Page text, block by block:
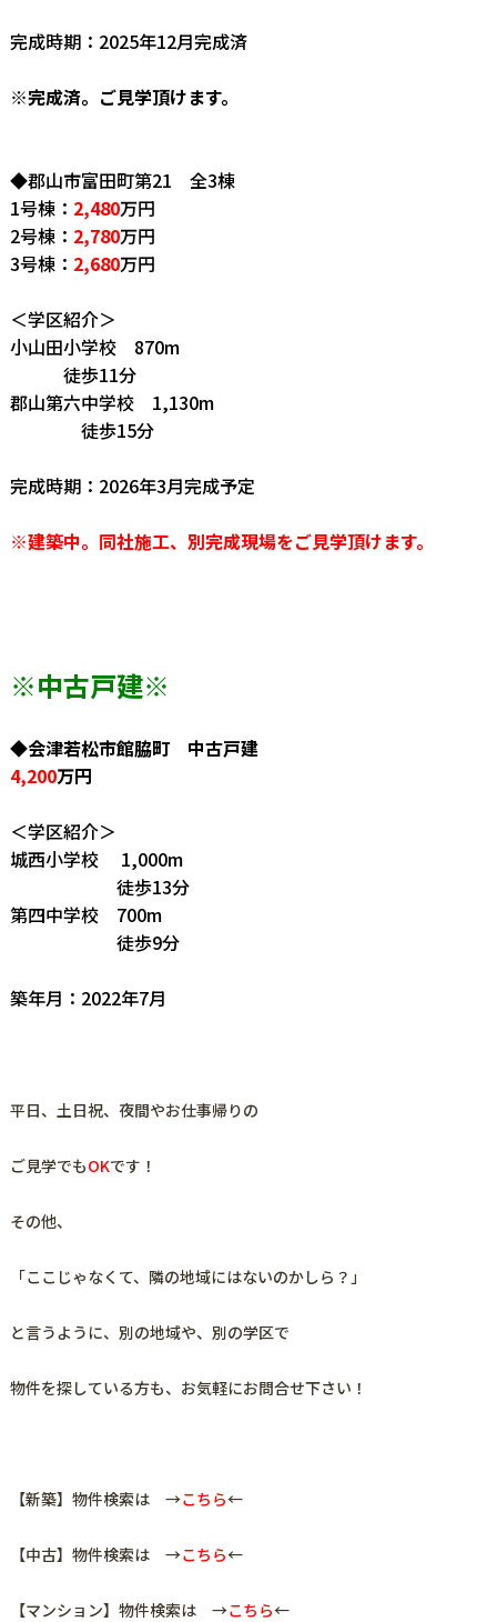
完成時期：2025年12月完成済
※完成済。ご見学頂けます。
◆郡山市富田町第21 全3棟
1号棟： 2,480万円
2号棟： 2,780万円
3号棟： 2,680万円
＜学区紹介＞
小山田小学校 870m
徒歩11分
郡山第六中学校 1,130m
徒歩15分
完成時期：2026年3月完成予定
※建築中。同社施工、別完成現場をご見学頂けます。
※中古戸建※
◆会津若松市館脇町 中古戸建
4,200万円
＜学区紹介＞
城西小学校 1,000m
徒歩13分
第四中学校 700m
徒歩9分
築年月：2022年7月
平日、土日祝、夜間やお仕事帰りの
ご見学でもOKです！
その他、
「ここじゃなくて、隣の地域にはないのかしら？」
と言うように、 別の地域や、別の学区で
物件を探している方も、お気軽にお問合せ下さい！
【新築】物件検索は →こちら←
【中古】物件検索は →こちら←
【マンション】物件検索は →こちら←